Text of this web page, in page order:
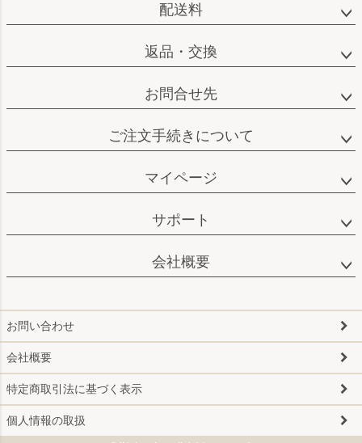
配送料
返品・交換
お問合せ先
ご注文手続きについて
マイページ
サポート
会社概要
お問い合わせ
会社概要
特定商取引法に基づく表示
個人情報の取扱